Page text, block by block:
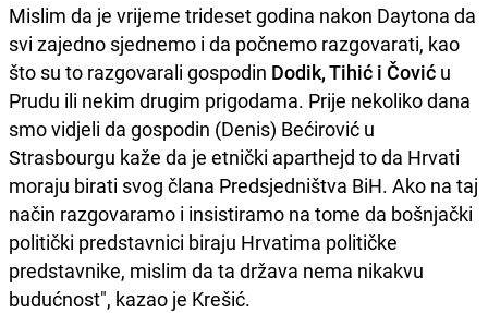
Mislim da je vrijeme trideset godina nakon Daytona da
svi zajedno sjednemo i da počnemo razgovarati, kao
što su to razgovarali gospodin Dodik, Tihić i Čović u
Prudu ili nekim drugim prigodama. Prije nekoliko dana
smo vidjeli da gospodin (Denis) Bećirović u
Strasbourgu kaže da je etnički aparthejd to da Hrvati
moraju birati svog člana Predsjedništva BiH. Ako na taj
način razgovaramo i insistiramo na tome da bošnjački
politički predstavnici biraju Hrvatima političke
predstavnike, mislim da ta država nema nikakvu
budućnost", kazao je Krešić.